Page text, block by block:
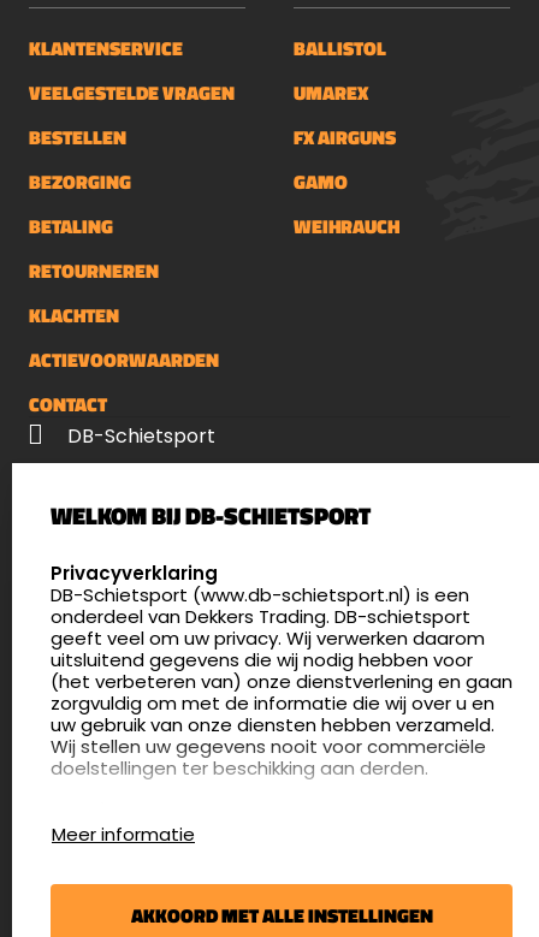
KLANTENSERVICE
VEELGESTELDE VRAGEN
BESTELLEN
BEZORGING
BETALING
RETOURNEREN
KLACHTEN
ACTIEVOORWAARDEN
CONTACT
BALLISTOL
UMAREX
FX AIRGUNS
GAMO
WEIHRAUCH
DB-Schietsport
5411 LX Zeeland
4.8
175 beoordelingen
info@db-schietsport.nl
Openingstijden
Dinsdag en donderdag: 13:00 - 17:00 én 18:00 - 21:00
uur
Afspraak maken
Nieuwsbrief
€5,- kortingsbon voor uw volgende bestelling.
WELKOM BIJ DB-SCHIETSPORT
SELECT LANGUAGE
Privacyverklaring
DB-Schietsport (www.db-schietsport.nl) is een
onderdeel van Dekkers Trading. DB-schietsport
geeft veel om uw privacy. Wij verwerken daarom
uitsluitend gegevens die wij nodig hebben voor
(het verbeteren van) onze dienstverlening en gaan
zorgvuldig om met de informatie die wij over u en
uw gebruik van onze diensten hebben verzameld.
Wij stellen uw gegevens nooit voor commerciële
doelstellingen ter beschikking aan derden.
website gebruiken en hoe effectief de Adwords-
Meer informatie
AKKOORD MET ALLE INSTELLINGEN